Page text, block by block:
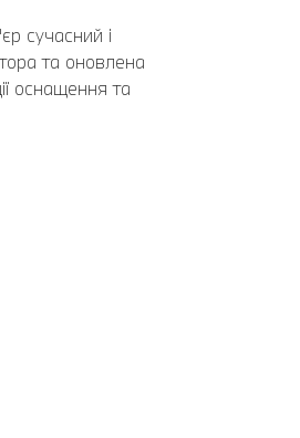
сучасний і
та оновлена
оснащення та